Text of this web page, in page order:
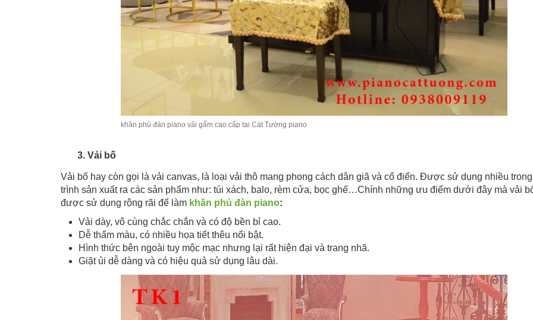
khăn phủ đàn piano vải gấm cao cấp tại Cát Tường piano
3. Vải bố
Vải bố hay còn gọi là vải canvas, là loại vải thô mang phong cách dân giã và cổ điển. Được sử dụng nhiều
trình sản xuất ra các sản phẩm như: túi xách, balo, rèm cửa, bọc ghế…Chính những ưu điểm dưới đây mà vải
được sử dụng rộng rãi để làm khăn phủ đàn piano:
Vải dày, vô cùng chắc chắn và có độ bền bỉ cao.
Dễ thấm màu, có nhiều họa tiết thêu nổi bật.
Hình thức bên ngoài tuy mộc mạc nhưng lại rất hiện đại và trang nhã.
Giặt ủi dễ dàng và có hiệu quả sử dụng lâu dài.